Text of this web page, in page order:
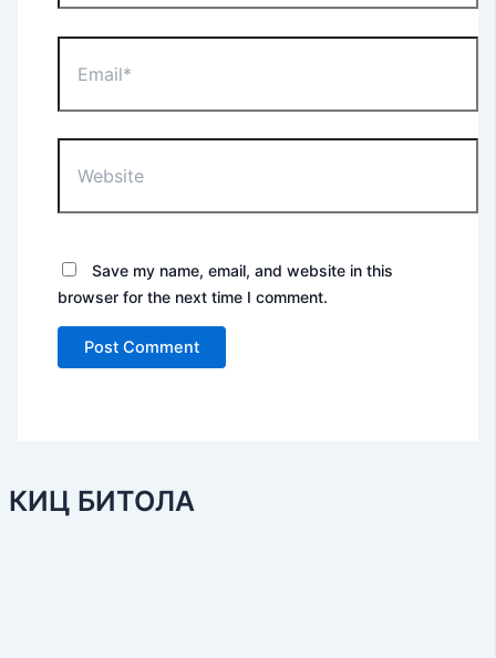
Save my name, email, and website in this
browser for the next time I comment.
КИЦ БИТОЛА